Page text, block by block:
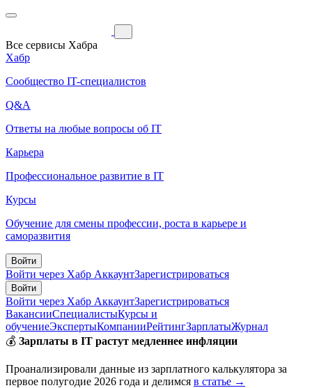
Все сервисы Хабра
Хабр
Сообщество IT-специалистов
Q&A
Ответы на любые вопросы об IT
Карьера
Профессиональное развитие в IT
Курсы
Обучение для смены профессии, роста в карьере и
саморазвития
Войти
Войти через Хабр АккаунтЗарегистрироваться
Войти
Войти через Хабр АккаунтЗарегистрироваться
ВакансииСпециалистыКурсы и
обучениеЭкспертыКомпанииРейтингЗарплатыЖурнал
💰 Зарплаты в IT растут медленнее инфляции
Проанализировали данные из зарплатного калькулятора за
первое полугодие 2026 года и делимся в статье →